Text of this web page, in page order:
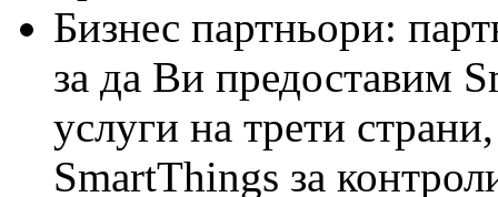
Бизнес партньори:
за да Ви предоставим
услуги на трети
SmartThings за